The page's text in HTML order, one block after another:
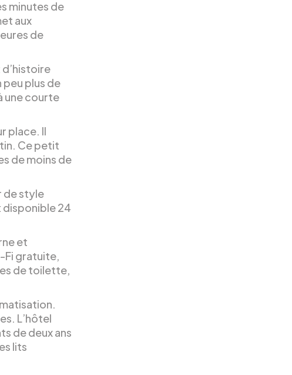
minutes de
aux
de
d’histoire
plus de
une courte
place. Il
Ce petit
de moins de
de style
disponible 24
et
Fi gratuite,
de toilette,
L’hôtel
de deux ans
lits